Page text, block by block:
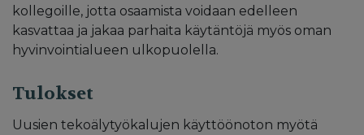
kollegoille, jotta osaamista voidaan edelleen
kasvattaa ja jakaa parhaita käytäntöjä myös oman
hyvinvointialueen ulkopuolella.
Tulokset
Uusien tekoälytyökalujen käyttöönoton myötä